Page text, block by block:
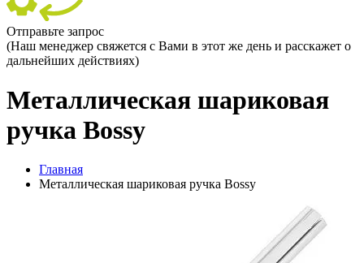
Отправьте запрос
(Наш менеджер свяжется с Вами в этот же день и расскажет о
дальнейших действиях)
Металлическая шариковая
ручка Bossy
Главная
Металлическая шариковая ручка Bossy